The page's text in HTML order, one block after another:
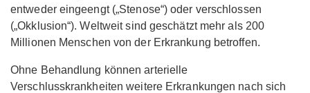
entweder eingeengt („Stenose“) oder verschlossen
(„Okklusion“). Weltweit sind geschätzt mehr als 200
Millionen Menschen von der Erkrankung betroffen.
Ohne Behandlung können arterielle
Verschlusskrankheiten weitere Erkrankungen nach sich